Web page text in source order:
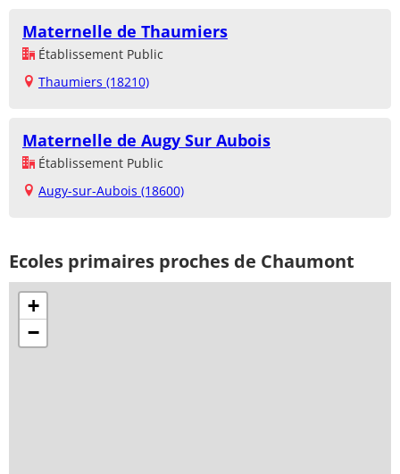
Maternelle de Thaumiers
Établissement Public
Thaumiers (18210)
Maternelle de Augy Sur Aubois
Établissement Public
Augy-sur-Aubois (18600)
Ecoles primaires proches de Chaumont
+
−